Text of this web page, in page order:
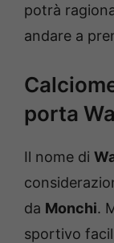
potrà
andare a
porta
Il nome di
da Monchi.
sportivo